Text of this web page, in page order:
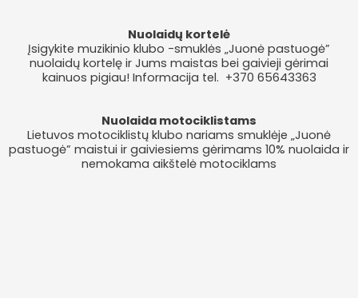
Nuolaidų kortelė
Įsigykite muzikinio klubo -smuklės „Juonė pastuogė”
nuolaidų kortelę ir Jums maistas bei gaivieji gėrimai
kainuos pigiau! Informacija tel. +370 65643363
Nuolaida motociklistams
Lietuvos motociklistų klubo nariams smuklėje „Juonė
pastuogė” maistui ir gaiviesiems gėrimams 10% nuolaida ir
nemokama aikštelė motociklams